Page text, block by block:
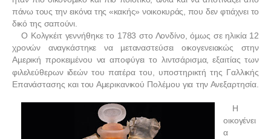
πάνω τους την εικόνα της «κακής» νοικοκυράς, που δεν φτιάχνει το
δικό της σαπούνι.
Ο Κολγκέιτ γεννήθηκε το 1783 στο Λονδίνο, όµως σε ηλικία 12
χρονών αναγκάστηκε να µεταναστεύσει οικογενειακώς στην
Αµερική προκειµένου να αποφύγει το λιντσάρισµα, εξαιτίας των
φιλελεύθερων ιδεών του πατέρα του, υποστηρικτή της Γαλλικής
Επανάστασης και του Αμερικανικού Πολέμου για την Ανεξαρτησία.
Η
οικογένει
α